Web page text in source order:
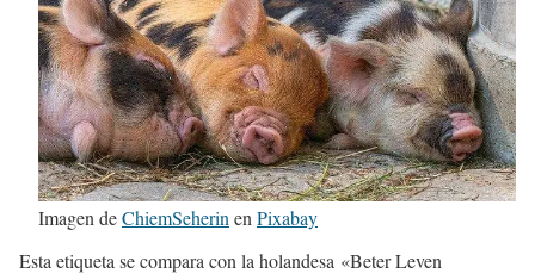
Imagen deChiemSeherin en Pixabay
Esta etiqueta se compara con la holandesa «Beter Leven